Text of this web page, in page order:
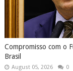
Compromisso com o
Brasil
August 05, 2026 0